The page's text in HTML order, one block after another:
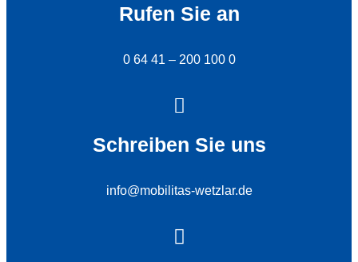
Rufen Sie an
0 64 41 – 200 100 0
Schreiben Sie uns
info@mobilitas-wetzlar.de